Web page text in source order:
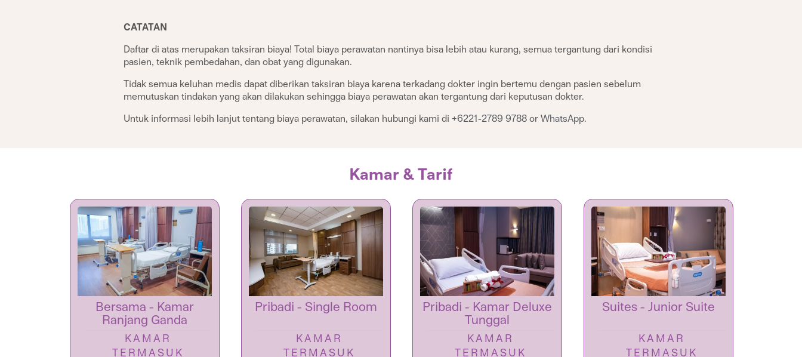
CATATAN
Daftar di atas merupakan taksiran biaya! Total biaya perawatan nantinya bisa lebih atau kurang, semua tergantung dari kondisi
pasien, teknik pembedahan, dan obat yang digunakan.
Tidak semua keluhan medis dapat diberikan taksiran biaya karena terkadang dokter ingin bertemu dengan pasien sebelum
memutuskan tindakan yang akan dilakukan sehingga biaya perawatan akan tergantung dari keputusan dokter.
Untuk informasi lebih lanjut tentang biaya perawatan, silakan hubungi kami di +6221-2789 9788 or WhatsApp.
Kamar & Tarif
Bersama - Kamar
Ranjang Ganda
KAMAR
TERMASUK
Pribadi - Single Room
KAMAR
TERMASUK
Pribadi - Kamar Deluxe
Tunggal
KAMAR
TERMASUK
Suites - Junior Suite
KAMAR
TERMASUK